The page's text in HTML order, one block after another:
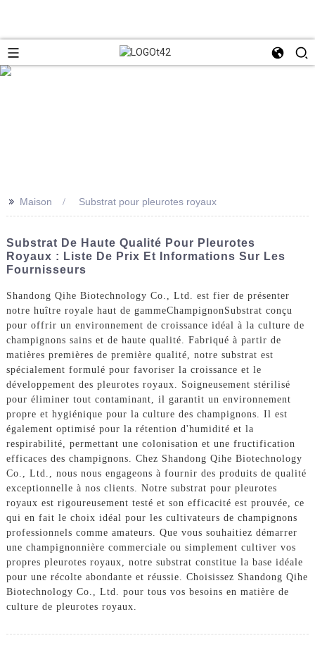
>> Maison Substrat pour pleurotes royaux
Substrat De Haute Qualité Pour Pleurotes
Royaux : Liste De Prix Et Informations Sur Les
Fournisseurs
Shandong Qihe Biotechnology Co., Ltd. est fier de présenter
notre huître royale haut de gammeChampignon Substrat conçu
pour offrir un environnement de croissance idéal à la culture de
champignons sains et de haute qualité. Fabriqué à partir de
matières premières de première qualité, notre substrat est
spécialement formulé pour favoriser la croissance et le
développement des pleurotes royaux. Soigneusement stérilisé
pour éliminer tout contaminant, il garantit un environnement
propre et hygiénique pour la culture des champignons. Il est
également optimisé pour la rétention d'humidité et la
respirabilité, permettant une colonisation et une fructification
efficaces des champignons. Chez Shandong Qihe Biotechnology
Co., Ltd., nous nous engageons à fournir des produits de qualité
exceptionnelle à nos clients. Notre substrat pour pleurotes
royaux est rigoureusement testé et son efficacité est prouvée, ce
qui en fait le choix idéal pour les cultivateurs de champignons
professionnels comme amateurs. Que vous souhaitiez démarrer
une champignonnière commerciale ou simplement cultiver vos
propres pleurotes royaux, notre substrat constitue la base idéale
pour une récolte abondante et réussie. Choisissez Shandong Qihe
Biotechnology Co., Ltd. pour tous vos besoins en matière de
culture de pleurotes royaux.